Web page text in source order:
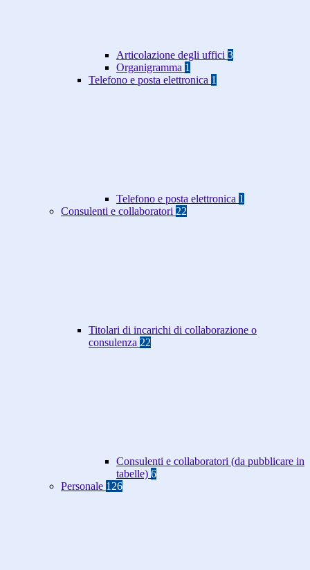
Articolazione degli uffici 3
Organigramma 1
Telefono e posta elettronica 1
Telefono e posta elettronica 1
Consulenti e collaboratori 22
Titolari di incarichi di collaborazione o
consulenza 22
Consulenti e collaboratori (da pubblicare in
tabelle) 6
Personale 126